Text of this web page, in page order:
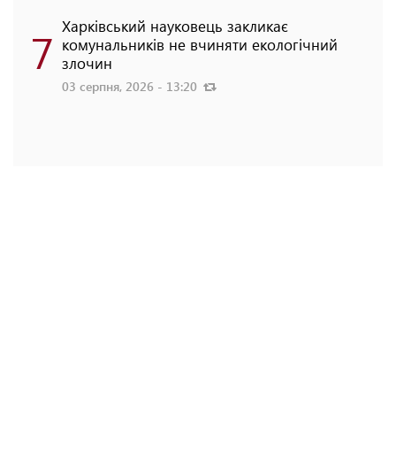
7 Харківський науковець закликає
комунальників не вчиняти екологічний
злочин
03 серпня, 2026 - 13:20